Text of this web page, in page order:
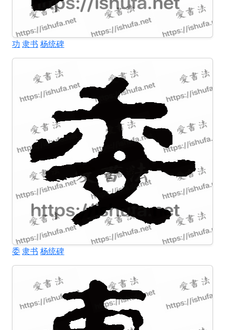
功 隶书 杨统碑
委隶书 杨统碑